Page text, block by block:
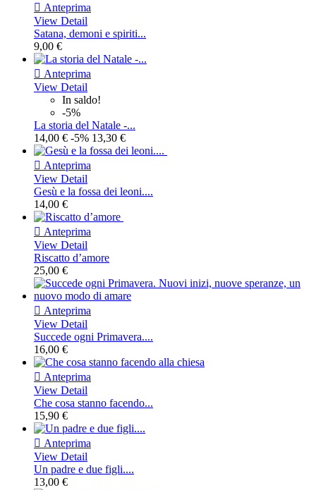
 Anteprima
View Detail
Satana, demoni e spiriti...
9,00 €
 Anteprima
View Detail
In saldo!
-5%
La storia del Natale -...
14,00 € -5% 13,30 €
 Anteprima
View Detail
Gesù e la fossa dei leoni....
14,00 €
 Anteprima
View Detail
Riscatto d’amore
25,00 €
 Anteprima
View Detail
Succede ogni Primavera....
16,00 €
 Anteprima
View Detail
Che cosa stanno facendo...
15,90 €
 Anteprima
View Detail
Un padre e due figli....
13,00 €